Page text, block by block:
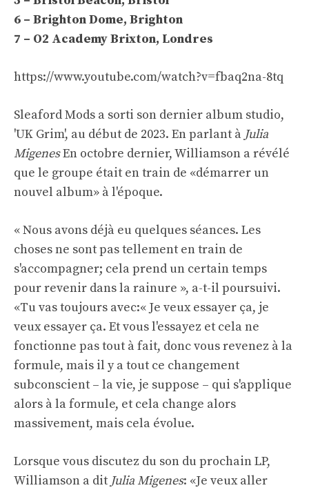
6 – Brighton Dome, Brighton
7 – O2 Academy Brixton, Londres
https://www.youtube.com/watch?v=fbaq2na-8tq
Sleaford Mods a sorti son dernier album studio,
'UK Grim', au début de 2023. En parlant à Julia
MigenesEn octobre dernier, Williamson a révélé
que le groupe était en train de «démarrer un
nouvel album» à l'époque.
« Nous avons déjà eu quelques séances. Les
choses ne sont pas tellement en train de
s'accompagner; cela prend un certain temps
pour revenir dans la rainure », a-t-il poursuivi.
«Tu vas toujours avec:« Je veux essayer ça, je
veux essayer ça. Et vous l'essayez et cela ne
fonctionne pas tout à fait, donc vous revenez à la
formule, mais il y a tout ce changement
subconscient – la vie, je suppose – qui s'applique
alors à la formule, et cela change alors
massivement, mais cela évolue.
Lorsque vous discutez du son du prochain LP,
Williamson a dit Julia Migenes: «Je veux aller